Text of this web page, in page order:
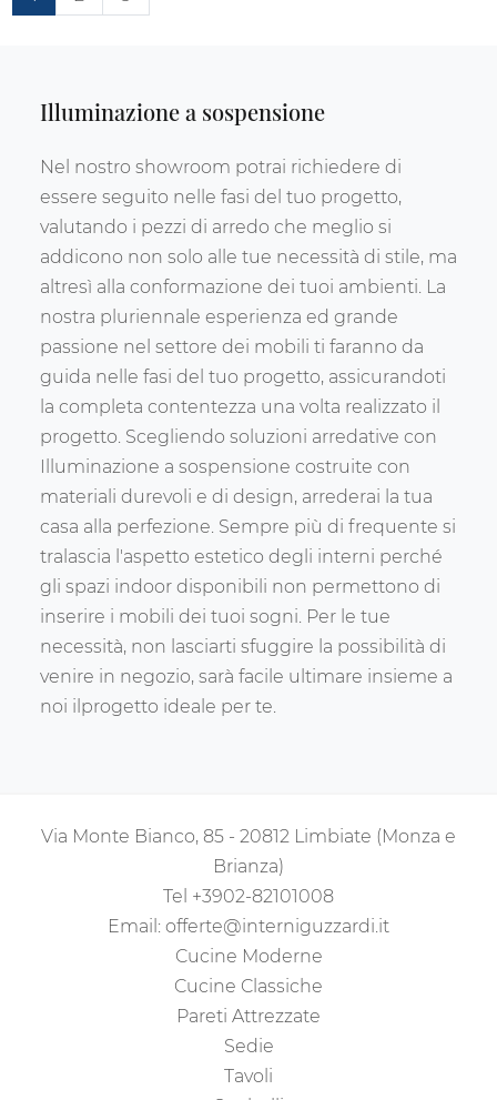
Illuminazione a sospensione
Nel nostro showroom potrai richiedere di
essere seguito nelle fasi del tuo progetto,
valutando i pezzi di arredo che meglio si
addicono non solo alle tue necessità di stile, ma
altresì alla conformazione dei tuoi ambienti. La
nostra pluriennale esperienza ed grande
passione nel settore dei mobili ti faranno da
guida nelle fasi del tuo progetto, assicurandoti
la completa contentezza una volta realizzato il
progetto. Scegliendo soluzioni arredative con
Illuminazione a sospensione costruite con
materiali durevoli e di design, arrederai la tua
casa alla perfezione. Sempre più di frequente si
tralascia l'aspetto estetico degli interni perché
gli spazi indoor disponibili non permettono di
inserire i mobili dei tuoi sogni. Per le tue
necessità, non lasciarti sfuggire la possibilità di
venire in negozio, sarà facile ultimare insieme a
noi ilprogetto ideale per te.
Via Monte Bianco, 85 - 20812 Limbiate (Monza e
Brianza)
Tel +3902-82101008
Email: offerte@interniguzzardi.it
Cucine Moderne
Cucine Classiche
Pareti Attrezzate
Sedie
Tavoli